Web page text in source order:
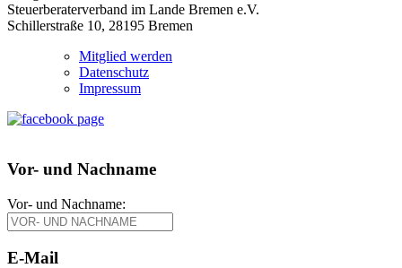
Steuerberaterverband im Lande Bremen e.V.
Schillerstraße 10, 28195 Bremen
Mitglied werden
Datenschutz
Impressum
Vor- und Nachname
Vor- und Nachname:
E-Mail